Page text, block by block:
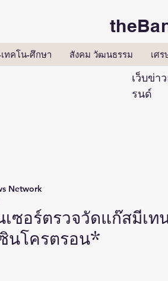
ทคโน-ศึกษา สังคม วัฒนธรรม เศ
เว็บข่า
รนด์
ซอร์ตรวจวัดแก๊สมีเท
นโครตรอน*
Network